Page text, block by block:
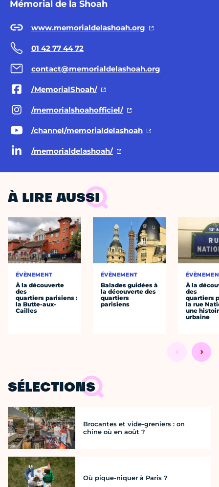
Mémorial de la Shoah
www.memorialdelashoah.org
01 42 77 44 72
contact@memorialdelashoah.org
/MemorialShoah/
/memorialshoahofficiel/
/channel/memorialdelashoah
/memorialdelashoah/
À LIRE AUSSI
ÉVÈNEMENT
À la découverte
des
quartiers parisiens :
la Butte-aux-
Cailles
ÉVÈNEMENT
Balades guidées à
la découverte des
quartiers
parisiens
À la
des
quartiers
la rue
une
urbaine
SÉLECTIONS
Brocantes et vide-greniers : on
chine où en août ?
Où pique-niquer à Paris ?